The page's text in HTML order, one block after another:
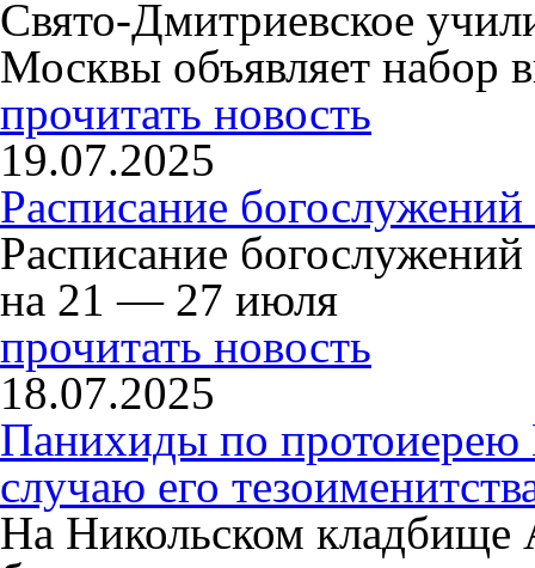
Свято-Дмитриевское
Москвы объявляет набор
прочитать новость
19.07.2025
Расписание
Расписание
на 21 — 27 июля
прочитать новость
18.07.2025
Панихиды по
случаю его
На Никольском кладбище